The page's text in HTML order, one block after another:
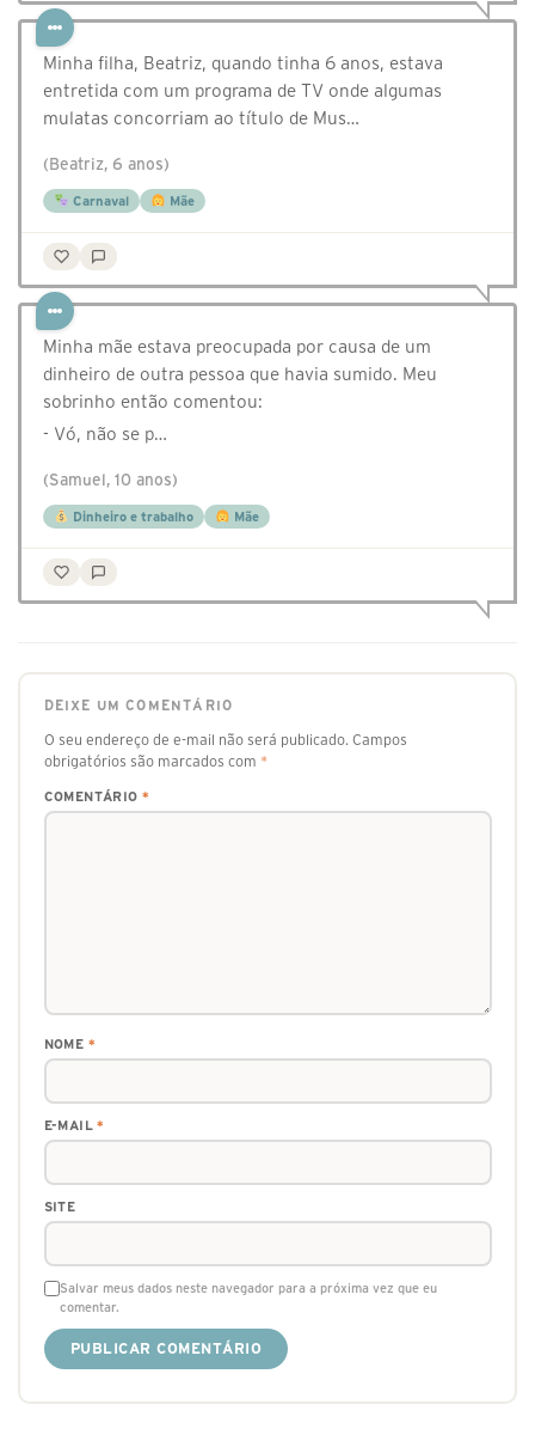
Minha filha, Beatriz, quando tinha 6 anos, estava
entretida com um programa de TV onde algumas
mulatas concorriam ao título de Mus…
(Beatriz, 6 anos)
Carnaval Mãe
Minha mãe estava preocupada por causa de um
dinheiro de outra pessoa que havia sumido. Meu
sobrinho então comentou:
- Vó, não se p…
(Samuel, 10 anos)
Dinheiro e trabalho Mãe
DEIXE UM COMENTÁRIO
O seu endereço de e-mail não será publicado. Campos
obrigatórios são marcados com *
COMENTÁRIO *
NOME *
E-MAIL*
SITE
Salvar meus dados neste navegador para a próxima vez que eu
comentar.